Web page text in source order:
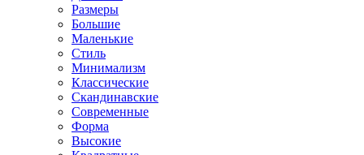
Размеры
Большие
Маленькие
Стиль
Минимализм
Классические
Скандинавские
Современные
Форма
Высокие